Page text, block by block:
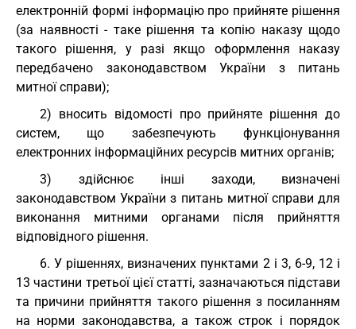
електронній формі інформацію про прийняте рішення
(за наявності - таке рішення та копію наказу щодо
такого рішення, у разі якщо оформлення наказу
передбачено законодавством України з питань
митної справи);
2) вносить відомості про прийняте рішення до
систем, що забезпечують функціонування
електронних інформаційних ресурсів митних органів;
3) здійснює інші заходи, визначені
законодавством України з питань митної справи для
виконання митними органами після прийняття
відповідного рішення.
6. У рішеннях, визначених пунктами 2 і 3, 6-9, 12 і
13 частини третьої цієї статті, зазначаються підстави
та причини прийняття такого рішення з посиланням
на норми законодавства, а також строк і порядок